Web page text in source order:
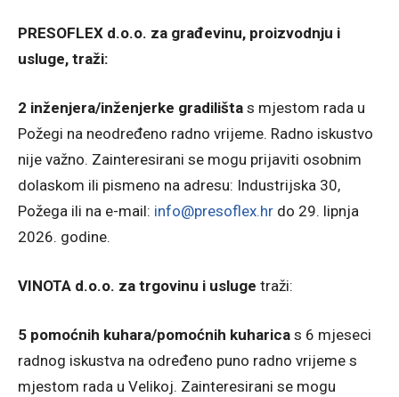
PRESOFLEX d.o.o. za građevinu, proizvodnju i
usluge, traži:
2 inženjera/inženjerke gradilišta s mjestom rada u
Požegi na neodređeno radno vrijeme. Radno iskustvo
nije važno. Zainteresirani se mogu prijaviti osobnim
dolaskom ili pismeno na adresu: Industrijska 30,
Požega ili na e-mail: info@presoflex.hr do 29. lipnja
2026. godine.
VINOTA d.o.o. za trgovinu i usluge traži:
5 pomoćnih kuhara/pomoćnih kuharica s 6 mjeseci
radnog iskustva na određeno puno radno vrijeme s
mjestom rada u Velikoj. Zainteresirani se mogu